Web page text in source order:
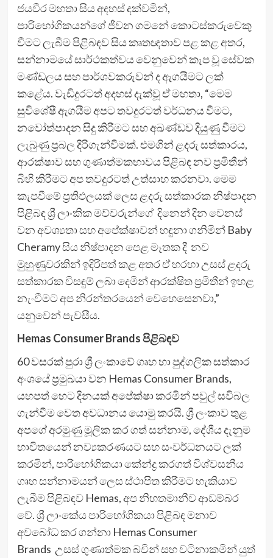
ජයවීර මහතා සිය අදහස් දක්වමින්,
පාරිභෝගිකයන්ගේ ජීවන ගමනේ කොටස්කරුවෙකු
වීමට ලැබීම පිළිබඳව සිය කෘතඥතාව පළ කළ අතර,
සන්නාමයේ සාර්ථකත්වය වෙනුවෙන් කැප වූ සේවක
මණ්ඩලය සහ පාර්ශවකරුවන් ද ඇගයීමට ලක්
කළේය. වැඩිදුරටත් අදහස් දැක්වූ ඒ මහතා, “මෙම
සුවිශේෂී ඇගයීම අපට තවදුරටත් වර්ධනය වීමට,
නවෝත්පාදන සිදු කිරීමට සහ අඛණ්ඩව දියුණු වීමට
ලැබුණු ප්‍රබල දිරිගැන්වීමක්. එමගින් ළදරු සත්කාරය,
ආරක්ෂාව සහ ගුණාත්මකභාවය පිළිබඳ නව ප්‍රමිතීන්
බිහි කිරීමට අප තවදුරටත් උත්සාහ කරනවා. මෙම
කැපවීමේ ප්‍රතිඵලයක් ලෙස ළදරු සත්කාරක නිෂ්පාදන
පිළිබඳ ශ්‍රී ලාංකික මව්වරුන්ගේ දිනෙන් දින වෙනස්
වන අවශ්‍යතා සහ අපේක්ෂාවන් හඳුනා ගනිමින් Baby
Cheramy සිය නිෂ්පාදන පෙළ මෑතක දී නව
මුහුණුවරකින් ඉදිරිපත් කළ අතර ඒ හරහා උසස් ළදරු
සත්කාරක විසඳුම් ලබා දෙමින් ආරක්ෂිත ප්‍රමිතීන් ඉහළ
නැංවීමට අප නිරන්තරයෙන් වෙහෙසෙනවා,”
යනුවෙන් පැවසීය.
Hemas Consumer Brandsපිළිබඳව
60 වසරක් පුරා ශ්‍රී ලංකාවේ ගෘහ හා පුද්ගලික සත්කාර
අංශයේ ප්‍රමුඛයා වන Hemas Consumer Brands,
යහපත් හෙට දිනයක් අපේක්ෂා කරමින් පවුල් සවිබල
ගැන්වීම වෙත අවධානය යොමු කරයි. ශ්‍රී ලංකාව තුළ
අපගේ අරමුණු මූලික කර ගත් සන්නාම, දේශීය දැනුම
භාවිතයෙන් නව්‍යකරණයට සහ සංවර්ධනයට ලක්
කරමින්, පාරිභෝගිකයා කේන්ද්‍ර කරගත් විශ්වසනීය
ගෘහ සන්නාමයන් ලෙස ස්ථාපිත කිරීමට හැකියාව
ලැබීම පිළිබඳව Hemas, අප නිහතමානීව ආඩම්බර
වේ. ශ්‍රී ලාංකේය පාරිභෝගිකයා පිළිබඳ මනාව
අවබෝධ කර ගන්නා Hemas Consumer
Brands උසස් ගුණාත්මක බවින් සහ වටිනාකමින් යුත්